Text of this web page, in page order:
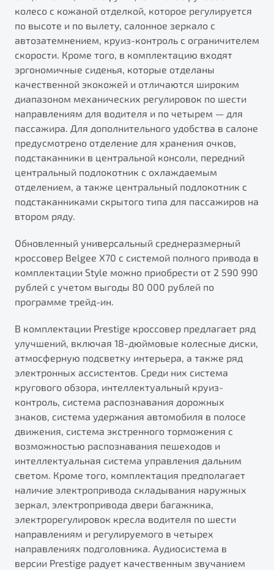
колесо с кожаной отделкой, которое регулируется
по высоте и по вылету, салонное зеркало с
автозатемнением, круиз-контроль с ограничителем
скорости. Кроме того, в комплектацию входят
эргономичные сиденья, которые отделаны
качественной экокожей и отличаются широким
диапазоном механических регулировок по шести
направлениям для водителя и по четырем — для
пассажира. Для дополнительного удобства в салоне
предусмотрено отделение для хранения очков,
подстаканники в центральной консоли, передний
центральный подлокотник с охлаждаемым
отделением, а также центральный подлокотник с
подстаканниками скрытого типа для пассажиров на
втором ряду.
Обновленный универсальный среднеразмерный
кроссовер Belgee X70 с системой полного привода в
комплектации Style можно приобрести от 2 590 990
рублей с учетом выгоды 80 000 рублей по
программе трейд-ин.
В комплектации Prestige кроссовер предлагает ряд
улучшений, включая 18-дюймовые колесные диски,
атмосферную подсветку интерьера, а также ряд
электронных ассистентов. Среди них система
кругового обзора, интеллектуальный круиз-
контроль, система распознавания дорожных
знаков, система удержания автомобиля в полосе
движения, система экстренного торможения с
возможностью распознавания пешеходов и
интеллектуальная система управления дальним
светом. Кроме того, комплектация предполагает
наличие электропривода складывания наружных
зеркал, электропривода двери багажника,
электрорегулировок кресла водителя по шести
направлениям и регулируемого в четырех
направлениях подголовника. Аудиосистема в
версии Prestige радует качественным звучанием